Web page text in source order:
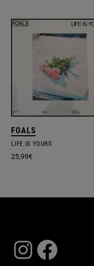
FOALS
LIFE IS YOURS
25,99€